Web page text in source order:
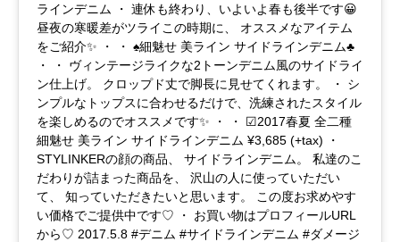
ラインデニム ・ 連休も終わり、いよいよ春も後半です😀
昼夜の寒暖差がツライこの時期に、 オススメなアイテム
をご紹介✨ ・ ・ ♠️細魅せ 美ライン サイドラインデニム♣️
・ ・ ヴィンテージライクな2トーンデニム風のサイドライ
ン仕上げ。 クロップド丈で脚長に見せてくれます。 ・ シ
ンプルなトップスに合わせるだけで、洗練されたスタイル
を楽しめるのでオススメです✨ ・ ・ ☑︎2017春夏 全二種
細魅せ 美ライン サイドラインデニム ¥3,685 (+tax) ・
STYLINKERの顔の商品、 サイドラインデニム。 私達のこ
だわりが詰まった商品を、 沢山の人に使っていただい
て、 知っていただきたいと思います。 この度お求めやす
い価格でご提供中です♡ ・ お買い物はプロフィールURL
から♡ 2017.5.8 #デニム #サイドラインデニム #ダメージ